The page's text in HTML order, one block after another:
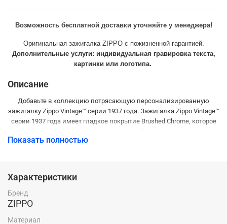
Возможность бесплатной доставки уточняйте у менеджера!
Оригинальная зажигалка ZIPPO с пожизненной гарантией.
Дополнительные услуги: индивидуальная гравировка текста,
картинки или логотипа.
Описание
Добавьте в коллекцию потрясающую персонализированную
зажигалку Zippo Vintage™ серии 1937 года. Зажигалка Zippo Vintage™
серии 1937 года имеет гладкое покрытие Brushed Chrome, которое
инициалы, имена, даты или пожелания для того, чтобы подарок
функционирования зажигалки мы рекомендуем использовать
Показать полностью
Характеристики
Бренд
ZIPPO
Материал